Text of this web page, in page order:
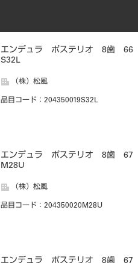
エンデュラ ポステリオ 8歯 66
S32L
（株）松風
品目コード ：204350019S32L
エンデュラ ポステリオ 8歯 67
M28U
（株）松風
品目コード ：204350020M28U
エンデュラ ポステリオ 8歯 67